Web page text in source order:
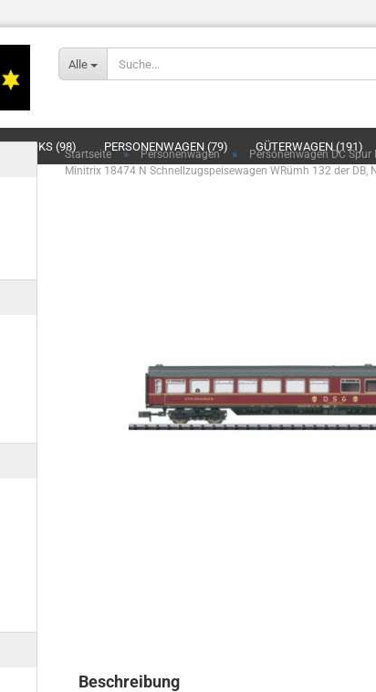
Alle
LOKS (98) PERSONENWAGEN (79) GÜTERWAGEN (191)
Startseite » Personenwagen » Personenwagen DC Spur
Minitrix 18474 N Schnellzugspeisewagen WRümh 132 der DB,
Beschreibung